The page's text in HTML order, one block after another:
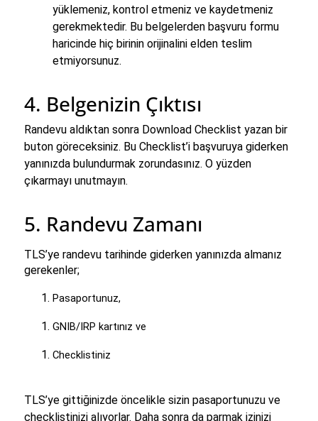
yüklemeniz, kontrol etmeniz ve kaydetmeniz
gerekmektedir. Bu belgelerden başvuru formu
haricinde hiç birinin orijinalini elden teslim
etmiyorsunuz.
4. Belgenizin Çıktısı
Randevu aldıktan sonra Download Checklist yazan bir
buton göreceksiniz. Bu Checklist’i başvuruya giderken
yanınızda bulundurmak zorundasınız. O yüzden
çıkarmayı unutmayın.
5. Randevu Zamanı
TLS’ye randevu tarihinde giderken yanınızda almanız
gerekenler;
Pasaportunuz,
GNIB/IRP kartınız ve
Checklistiniz
TLS’ye gittiğinizde öncelikle sizin pasaportunuzu ve
checklistinizi alıyorlar. Daha sonra da parmak izinizi